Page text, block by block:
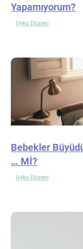
Yapamıyorum?
Uyku Düzeni
Bebekler
… Mİ?
Uyku Düzeni